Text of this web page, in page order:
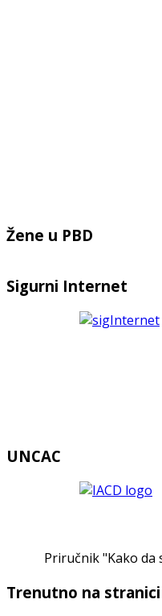
Žene u PBD
Sigurni Internet
UNCAC
Priručnik "Kako
Trenutno na stranici